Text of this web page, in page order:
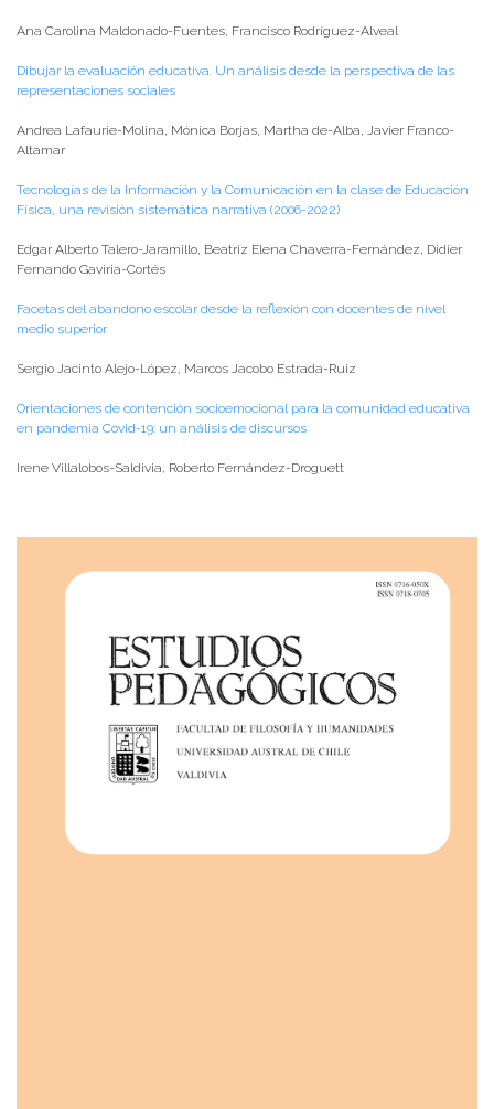
Ana Carolina Maldonado-Fuentes, Francisco Rodríguez-Alveal
Dibujar la evaluación educativa. Un análisis desde la perspectiva de las
representaciones sociales
Andrea Lafaurie-Molina, Mónica Borjas, Martha de-Alba, Javier Franco-
Altamar
Tecnologías de la Información y la Comunicación en la clase de Educación
Física, una revisión sistemática narrativa (2006-2022)
Edgar Alberto Talero-Jaramillo, Beatriz Elena Chaverra-Fernández, Didier
Fernando Gaviria-Cortés
Facetas del abandono escolar desde la reflexión con docentes de nivel
medio superior
Sergio Jacinto Alejo-López, Marcos Jacobo Estrada-Ruiz
Orientaciones de contención socioemocional para la comunidad educativa
en pandemia Covid-19: un análisis de discursos
Irene Villalobos-Saldivia, Roberto Fernández-Droguett